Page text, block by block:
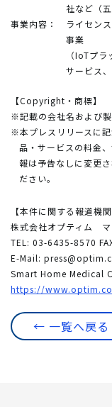
社など（五
事業内容：
ライセン
事業
（IoTプ
サービス
【Copyright・商標】
※記載の会社名および製
※本プレスリリースに
品・サービスの料金
報は予告なしに変更
ださい。
【本件に関する報道機
株式会社オプティム
TEL: 03-6435-8570
E-Mail:
Smart Home Medical
https://
← 一覧へ戻る